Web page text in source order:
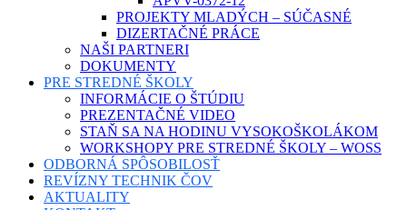
PROJEKTY MLADÝCH – SÚČASNÉ
DIZERTAČNÉ PRÁCE
NAŠI PARTNERI
DOKUMENTY
PRE STREDNÉ ŠKOLY
INFORMÁCIE O ŠTÚDIU
PREZENTAČNÉ VIDEO
STAŇ SA NA HODINU VYSOKOŠKOLÁKOM
WORKSHOPY PRE STREDNÉ ŠKOLY – WOSS
ODBORNÁ SPÔSOBILOSŤ
REVÍZNY TECHNIK ČOV
AKTUALITY